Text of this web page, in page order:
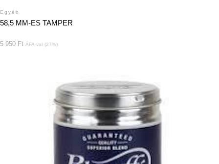
Egyéb
58,5 MM-ES TAMPER
5 950 Ft ÁFA-val (27%)